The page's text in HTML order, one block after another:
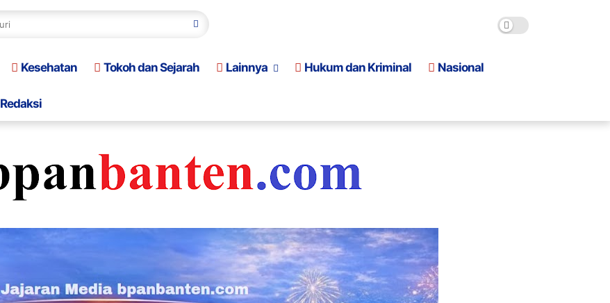
Kesehatan Tokoh dan Sejarah Lainnya Hukum dan Kriminal Nasional
Redaksi